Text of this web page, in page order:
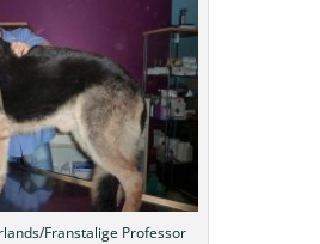
Franstalige Professor